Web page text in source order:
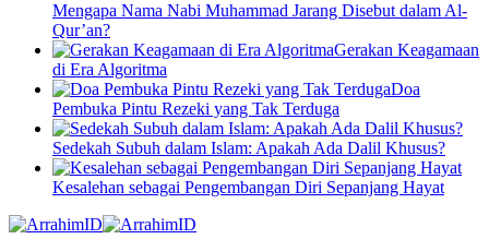
Mengapa Nama Nabi Muhammad Jarang Disebut dalam Al-
Qur’an?
Gerakan Keagamaan
di Era Algoritma
Doa
Pembuka Pintu Rezeki yang Tak Terduga
Sedekah Subuh dalam Islam: Apakah Ada Dalil Khusus?
Kesalehan sebagai Pengembangan Diri Sepanjang Hayat